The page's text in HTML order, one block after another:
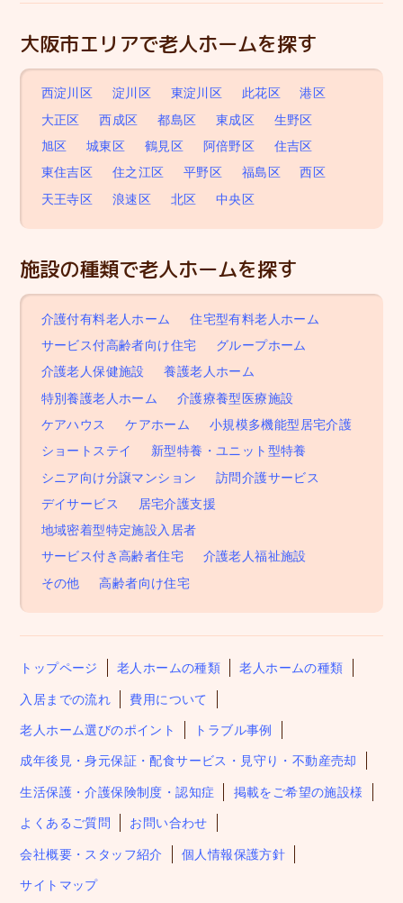
大阪市エリアで老人ホームを探す
西淀川区 淀川区 東淀川区 此花区
港区
大正区
西成区 都島区 東成区
生野区
旭区
城東区 鶴見区 阿倍野区
住吉区
東住吉区
住之江区 平野区 福島区
西区
天王寺区
浪速区 北区 中央区
施設の種類で老人ホームを探す
介護付有料老人ホーム
住宅型有料老人ホーム
サービス付高齢者向け住宅
グループホーム
介護老人保健施設
養護老人ホーム
特別養護老人ホーム
介護療養型医療施設
ケアハウス
ケアホーム
小規模多機能型居宅介護
ショートステイ
新型特養・ユニット型特養
シニア向け分譲マンション
訪問介護サービス
デイサービス
居宅介護支援
地域密着型特定施設入居者
サービス付き高齢者住宅
介護老人福祉施設
その他
高齢者向け住宅
トップページ 老人ホームの種類 老人ホームの種類
入居までの流れ 費用について
老人ホーム選びのポイント トラブル事例
成年後見・身元保証・配食サービス・見守り・不動産売却
生活保護・介護保険制度・認知症 掲載をご希望の施設様
よくあるご質問 お問い合わせ
会社概要・スタッフ紹介 個人情報保護方針
サイトマップ